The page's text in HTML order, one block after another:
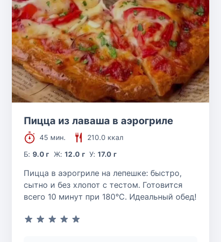
Пицца из лаваша в аэрогриле
45 мин.
210.0 ккал
Б:9.0 г Ж: 12.0 г У:17.0 г
Пицца в аэрогриле на лепешке: быстро,
сытно и без хлопот с тестом. Готовится
всего 10 минут при 180°C. Идеальный обед!